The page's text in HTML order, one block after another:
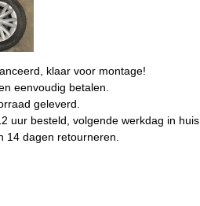
klaar voor montage!
eenvoudig betalen.
geleverd.
uur besteld, volgende werkdag in huis.
14 dagen retourneren.